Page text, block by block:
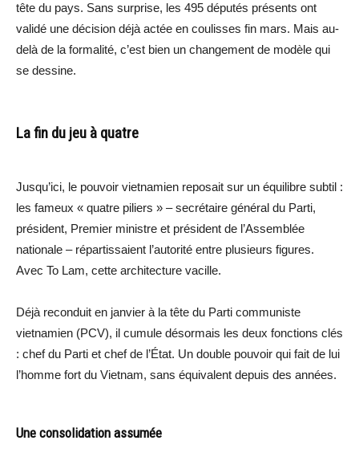
tête du pays. Sans surprise, les 495 députés présents ont
validé une décision déjà actée en coulisses fin mars. Mais au-
delà de la formalité, c’est bien un changement de modèle qui
se dessine.
La fin du jeu à quatre
Jusqu’ici, le pouvoir vietnamien reposait sur un équilibre subtil :
les fameux « quatre piliers » – secrétaire général du Parti,
président, Premier ministre et président de l’Assemblée
nationale – répartissaient l’autorité entre plusieurs figures.
Avec To Lam, cette architecture vacille.
Déjà reconduit en janvier à la tête du Parti communiste
vietnamien (PCV), il cumule désormais les deux fonctions clés
: chef du Parti et chef de l’État. Un double pouvoir qui fait de lui
l’homme fort du Vietnam, sans équivalent depuis des années.
Une consolidation assumée